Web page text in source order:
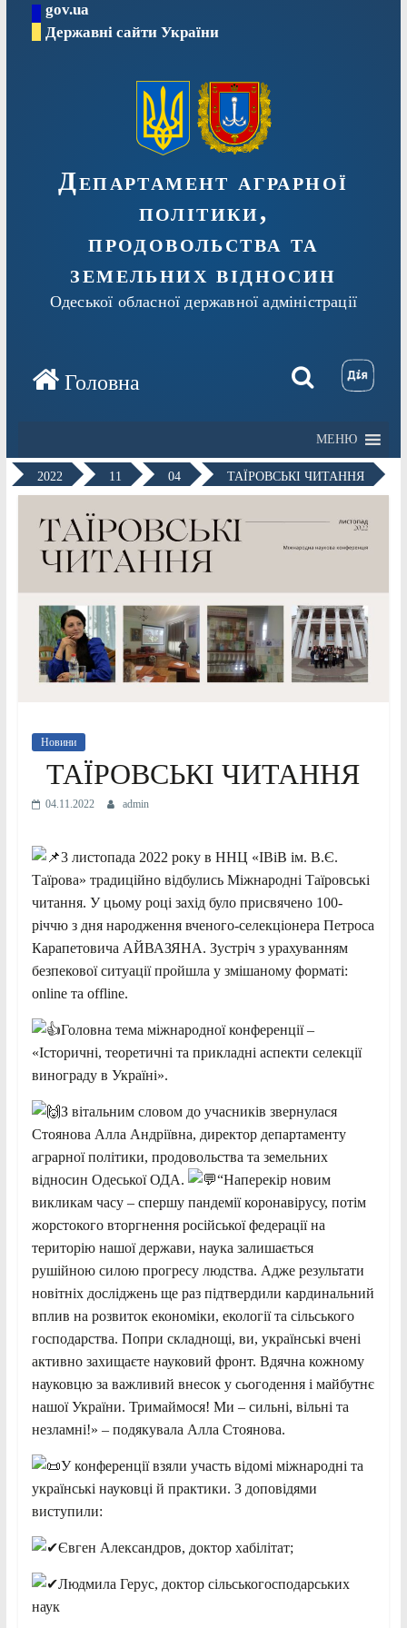
Перейтиgov.ua
Державні сайти України
Департамент аграрної
політики,
продовольства та
земельних відносин
Одеської обласної державної адміністрації
МЕНЮ
2022 11 04 ТАЇРОВСЬКІ ЧИТАННЯ
Новини
ТАЇРОВСЬКІ ЧИТАННЯ
04.11.2022 admin
3 листопада 2022 року в ННЦ «ІВіВ ім. В.Є.
Таїрова» традиційно відбулись Міжнародні Таїровські
читання. У цьому році захід було присвячено 100-
річчю з дня народження вченого-селекціонера Петроса
Карапетовича АЙВАЗЯНА. Зустріч з урахуванням
безпекової ситуації пройшла у змішаному форматі:
onlinе та оfflinе.
Головна тема міжнародної конференції –
«Історичні, теоретичні та прикладні аспекти селекції
винограду в Україні».
З вітальним словом до учасників звернулася
Стоянова Алла Андріївна, директор департаменту
аграрної політики, продовольства та земельних
відносин Одеської ОДА.
“Наперекір новим
викликам часу – спершу пандемії коронавірусу, потім
жорстокого вторгнення російської федерації на
територію нашої держави, наука залишається
рушійною силою прогресу людства. Адже результати
новітніх досліджень ще раз підтвердили кардинальний
вплив на розвиток економіки, екології та сільського
господарства. Попри складнощі, ви, українські вчені
активно захищаєте науковий фронт. Вдячна кожному
науковцю за важливий внесок у сьогодення і майбутнє
нашої України. Тримаймося! Ми – сильні, вільні та
незламні!» – подякувала Алла Стоянова.
У конференції взяли участь відомі міжнародні та
українські науковці й практики. З доповідями
виступили:
Євген Александров, доктор хабілітат;
Людмила Герус, доктор сільськогосподарських
наук